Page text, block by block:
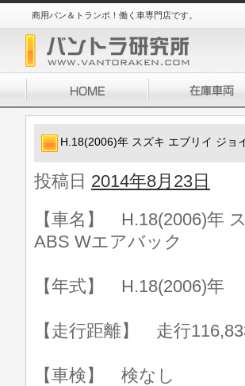
商用バン＆トランポ！働く車専門店です。
H.18(2006)年 スズキ エブリイ ジョ
投稿日 2014年8月23日
【車名】 H.18(2006)年
ABS Wエアバック
【年式】 H.18(2006)年
【走行距離】 走行
【車検】 検なし